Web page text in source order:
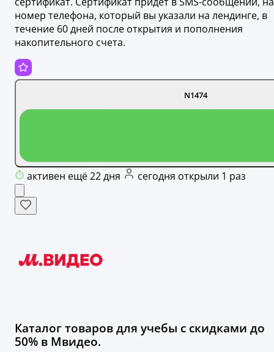
номер телефона, который вы указали на лендинге, в
течение 60 дней после открытия и пополнения
накопительного счета.
N1474
активен ещё 22 дня сегодня открыли 1 раз
Каталог товаров для учебы с скидками до
50% в Мвидео.